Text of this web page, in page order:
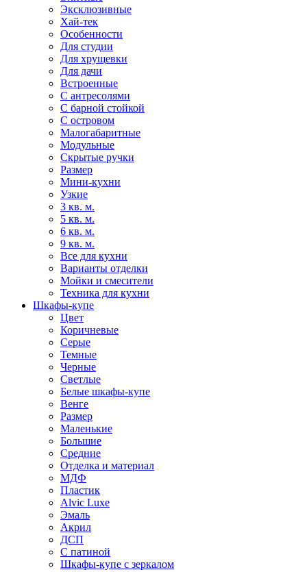
Эксклюзивные
Хай-тек
Особенности
Для студии
Для хрущевки
Для дачи
Встроенные
С антресолями
С барной стойкой
С островом
Малогабаритные
Модульные
Скрытые ручки
Размер
Мини-кухни
Узкие
3 кв. м.
5 кв. м.
6 кв. м.
9 кв. м.
Все для кухни
Варианты отделки
Мойки и смесители
Техника для кухни
Шкафы-купе
Цвет
Коричневые
Серые
Темные
Черные
Светлые
Белые шкафы-купе
Венге
Размер
Маленькие
Большие
Средние
Отделка и материал
МДФ
Пластик
Alvic Luxe
Эмаль
Акрил
ДСП
С патиной
Шкафы-купе с зеркалом